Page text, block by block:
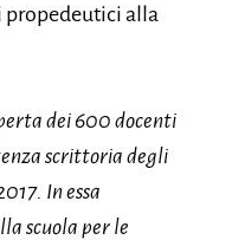
propedeutici alla
dei 600 docenti
scrittoria degli
In essa
scuola per le